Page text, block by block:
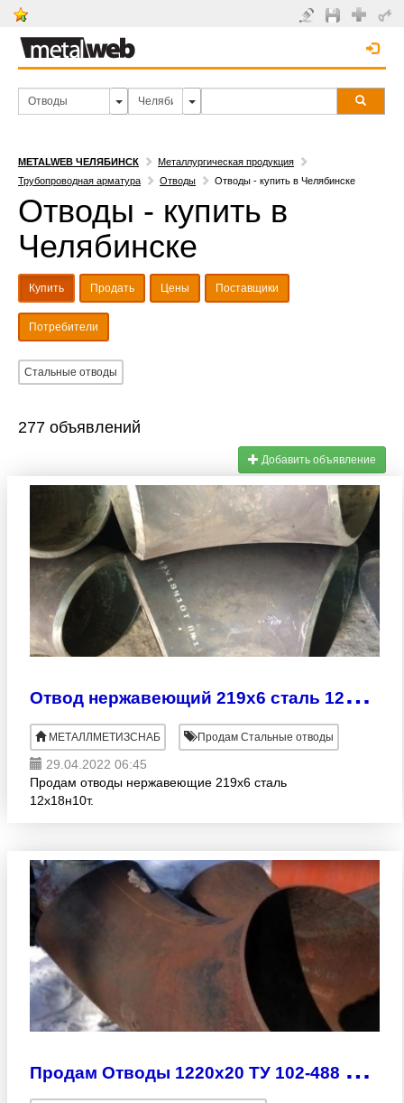
METALWEB ЧЕЛЯБИНСК
Металлургическая продукция
Трубопроводная арматура
Отводы Отводы - купить в Челябинске
Отводы - купить в
Челябинске
Купить Продать Цены Поставщики
Потребители
Стальные отводы
277 объявлений
Добавить объявление
О
твод нержавеющий 219х6 сталь 12Х18Н10Т
МЕТАЛЛМЕТИЗСНАБ Продам Стальные отводы
29.04.2022 06:45
Продам отводы нержавеющие 219х6 сталь
12х18н10т.
П
родам Отводы 1220х20 ТУ 102-488 1, 5 Ду К60